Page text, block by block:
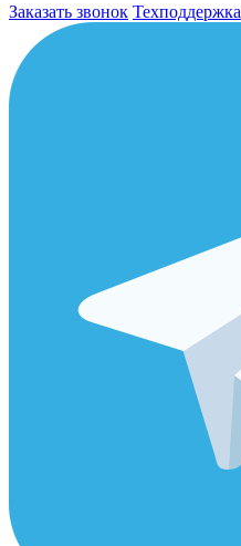
Заказать звонок Техподдержка